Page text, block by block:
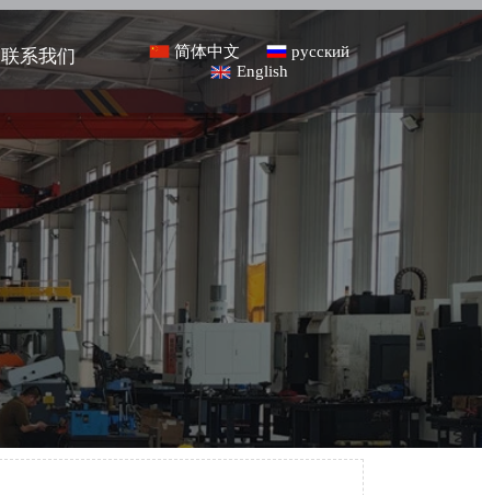
联系我们 简体中文
русский
English